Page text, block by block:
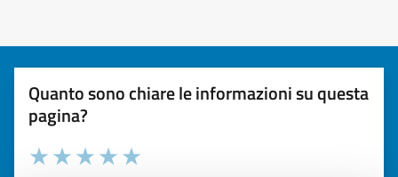
Quanto sono chiare le informazioni su questa
pagina?
Valuta la chiarezza delle informazioni (da 1 a 5 stelle)
Seleziona il numero di stelle per valutare la chiarezza delle